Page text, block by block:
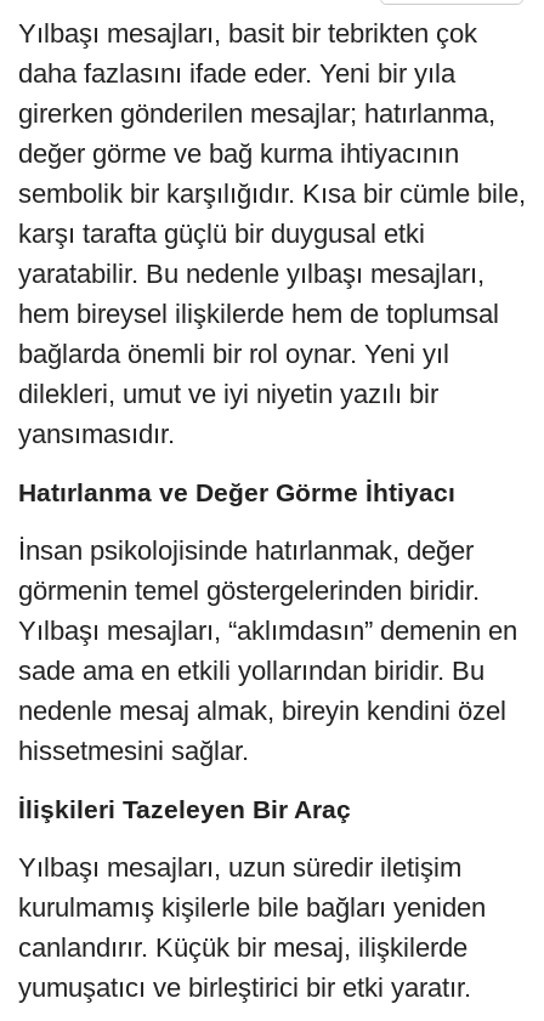
Yılbaşı mesajları, basit bir tebrikten çok
daha fazlasını ifade eder. Yeni bir yıla
girerken gönderilen mesajlar; hatırlanma,
değer görme ve bağ kurma ihtiyacının
sembolik bir karşılığıdır. Kısa bir cümle bile,
karşı tarafta güçlü bir duygusal etki
yaratabilir. Bu nedenle yılbaşı mesajları,
hem bireysel ilişkilerde hem de toplumsal
bağlarda önemli bir rol oynar. Yeni yıl
dilekleri, umut ve iyi niyetin yazılı bir
yansımasıdır.
Hatırlanma ve Değer Görme İhtiyacı
İnsan psikolojisinde hatırlanmak, değer
görmenin temel göstergelerinden biridir.
Yılbaşı mesajları, “aklımdasın” demenin en
sade ama en etkili yollarından biridir. Bu
nedenle mesaj almak, bireyin kendini özel
hissetmesini sağlar.
İlişkileri Tazeleyen Bir Araç
Yılbaşı mesajları, uzun süredir iletişim
kurulmamış kişilerle bile bağları yeniden
canlandırır. Küçük bir mesaj, ilişkilerde
yumuşatıcı ve birleştirici bir etki yaratır.